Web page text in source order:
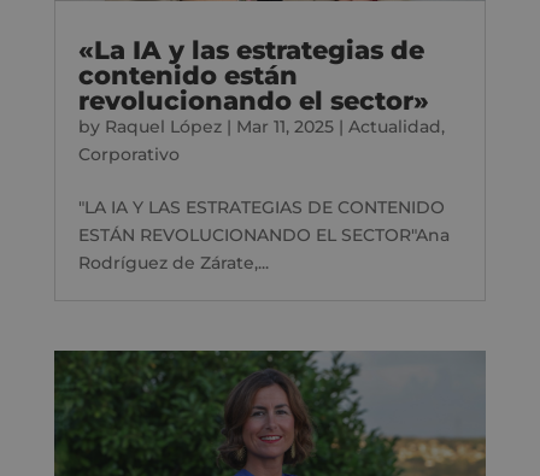
«La IA y las estrategias de
contenido están
revolucionando el sector»
by Raquel López| Mar 11, 2025| Actualidad,
Corporativo
"LA IA Y LAS ESTRATEGIAS DE CONTENIDO
ESTÁN REVOLUCIONANDO EL SECTOR"Ana
Rodríguez de Zárate,...